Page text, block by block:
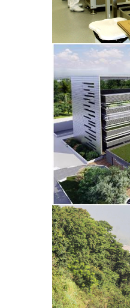
Complexos
Rodovia